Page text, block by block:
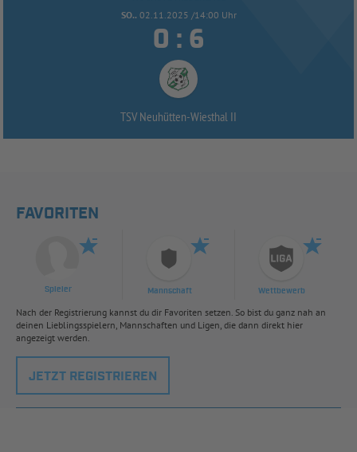
SO.. 02.11.2025 /14:00 Uhr
 : 
TSV Neuhütten-Wiesthal II
FAVORITEN
Spieler Mannschaft Wettbewerb
Nach der Registrierung kannst du dir Favoriten setzen. So bist du ganz nah an
deinen Lieblingsspielern, Mannschaften und Ligen, die dann direkt hier
angezeigt werden.
JETZT REGISTRIEREN